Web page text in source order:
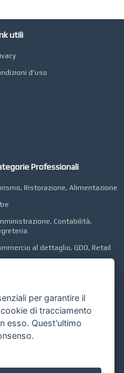
Revisore dei Conti a
Roma
Azienda Agricola a
utili
d'uso
Professionali
Ristorazione, Alimentazione
Contabilità,
al dettaglio, GDO, Retail
per garantire il
di tracciamento
esso. Quest'ultimo